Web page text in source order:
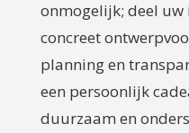
onmogelijk; deel uw
concreet
planning en
een persoonlijk
duurzaam en